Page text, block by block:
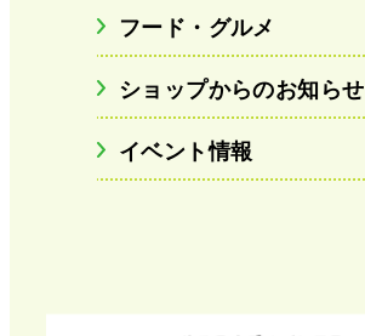
フード・グルメ
ショップからのお知らせ
イベント情報